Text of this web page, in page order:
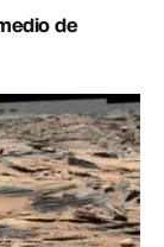
de